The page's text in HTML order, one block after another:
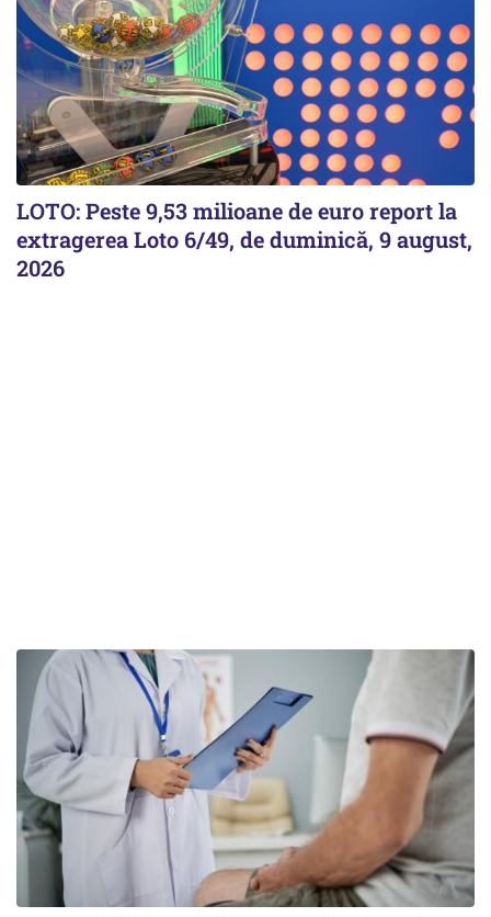
LOTO: Peste 9,53 milioane de euro report la
extragerea Loto 6/49, de duminică, 9 august,
2026